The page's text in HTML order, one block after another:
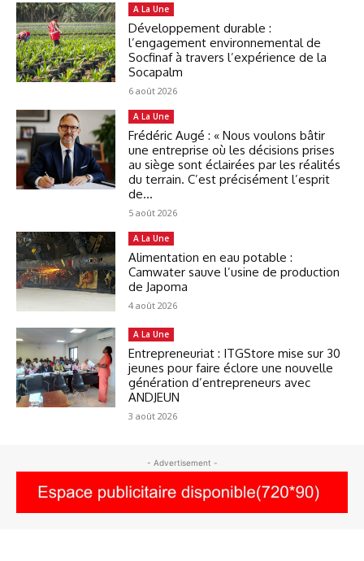
A La Une
Développement durable :
l’engagement environnemental de
Socfinaf à travers l’expérience de la
Socapalm
6 août 2026
A La Une
Frédéric Augé : « Nous voulons bâtir
une entreprise où les décisions prises
au siège sont éclairées par les réalités
du terrain. C’est précisément l’esprit
de...
5 août 2026
A La Une
Alimentation en eau potable :
Camwater sauve l’usine de production
de Japoma
4 août 2026
A La Une
Entrepreneuriat : ITGStore mise sur 30
jeunes pour faire éclore une nouvelle
génération d’entrepreneurs avec
ANDJEUN
3 août 2026
- Advertisement -